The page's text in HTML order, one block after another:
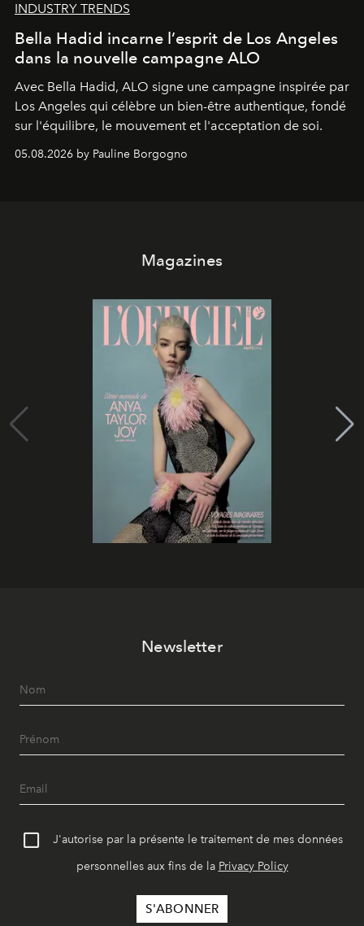
INDUSTRY TRENDS
Bella Hadid incarne l’esprit de Los Angeles
dans la nouvelle campagne ALO
Avec Bella Hadid, ALO signe une campagne inspirée par
Los Angeles qui célèbre un bien-être authentique, fondé
sur l'équilibre, le mouvement et l'acceptation de soi.
05.08.2026 by Pauline Borgogno
Magazines
Newsletter
J'autorise par la présente le traitement de mes données
personnelles aux fins de la Privacy Policy